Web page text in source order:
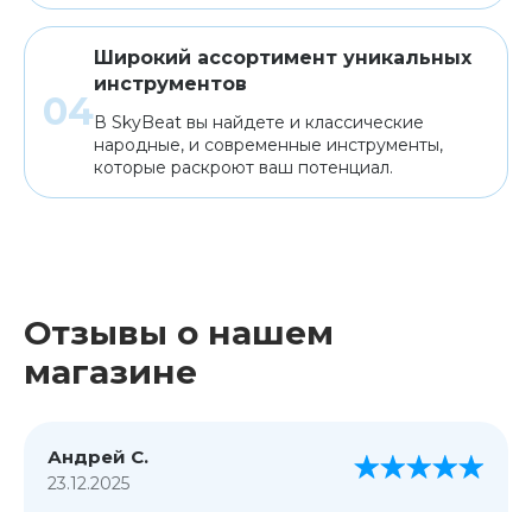
Широкий ассортимент уникальных
инструментов
В SkyBeat вы найдете и классические
народные, и современные инструменты,
которые раскроют ваш потенциал.
Отзывы о нашем
магазине
Андрей С.
23.12.2025